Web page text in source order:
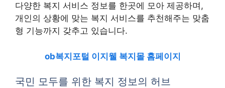
다양한 복지 서비스 정보를 한곳에 모아 제공하며,
개인의 상황에 맞는 복지 서비스를 추천해주는 맞춤
형 기능까지 갖추고 있습니다.
ob복지포털 이지웰 복지몰 홈페이지
국민 모두를 위한 복지 정보의 허브